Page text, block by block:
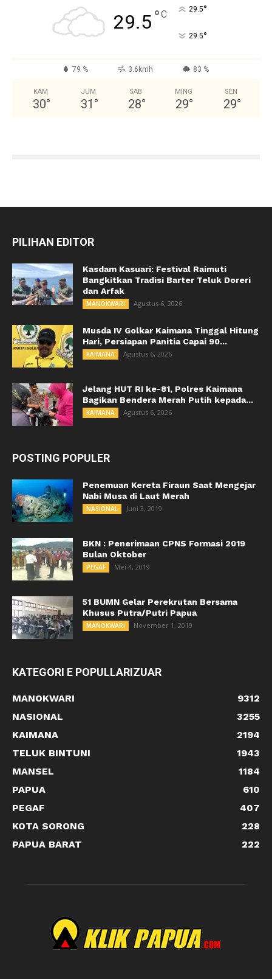
29.5°C 29.5°
29.5°
79 % 3.6kmh 83 %
KAM
30°
JUM
31 °
SAB
28°
MING
29°
SEN
29°
PILIHAN EDITOR
Kasdam Kasuari: Festival Raimuti
Bangkitkan Tradisi Barter Teluk Doreri
dan Arfak
MANOKWARI Agustus 6, 2026
Musda IV Golkar Kaimana Tinggal Hitung
Hari, Persiapan Panitia Capai 90...
KAIMANA Agustus 6, 2026
Jelang HUT RI ke-81, Polres Kaimana
Bagikan Bendera Merah Putih kepada...
KAIMANA Agustus 6, 2026
POSTING POPULER
Penemuan Kereta Firaun Saat Mengejar
Nabi Musa di Laut Merah
NASIONAL Juni 3, 2019
BKN : Penerimaan CPNS Formasi 2019
Bulan Oktober
PEGAF Mei 4, 2019
51 BUMN Gelar Perekrutan Bersama
Khusus Putra/Putri Papua
MANOKWARI November 1, 2019
KATEGORI E POPULLARIZUAR
MANOKWARI
9312
NASIONAL
3255
KAIMANA
2194
TELUK BINTUNI
1943
MANSEL
1184
PAPUA
610
PEGAF
407
KOTA SORONG
228
PAPUA BARAT
222